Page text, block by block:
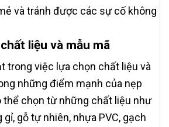
và tránh được các sự cố không
liệu và mẫu mã
trong việc lựa chọn chất liệu và
những điểm mạnh của nẹp
thể chọn từ những chất liệu như
gỗ tự nhiên, nhựa PVC, gạch